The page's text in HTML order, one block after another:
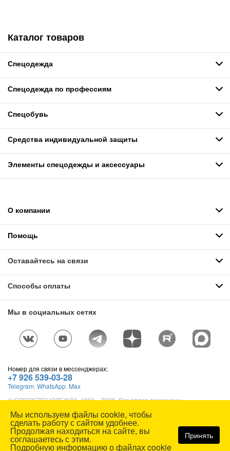
Каталог товаров
Спецодежда
Спецодежда по профессиям
Спецобувь
Средства индивидуальной защиты
Элементы спецодежды и аксессуары
О компании
Помощь
Оставайтесь на связи
Способы оплаты
Мы в социальных сетях
Номер для связи в мессенджерах:
+7 926 539-03-28
Telegram WhatsApp Max
© СОЮЗСПЕЦОДЕЖДА, 1991—2026. Все права защищены.
Карта сайта
Мы используем файлы cookie, чтобы
сделать работу с сайтом удобнее.
Продолжая находиться на сайте, вы
соглашаетесь с этим.
Подробную информацию о файлах cookie
Принять